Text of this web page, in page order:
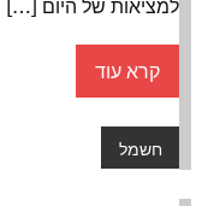
קרא עוד
חשמל